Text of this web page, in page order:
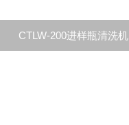
CTLW-200进样瓶清洗机